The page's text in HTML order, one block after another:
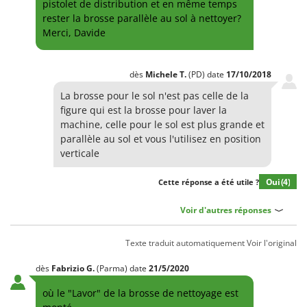
Machines pour la transformation des fruits
Machines sous vide
Motobineuses
Motofaucheuses
Motopompes pour irrigation
Moulins à céréales électriques
Moulins à farine
Nettoyeurs et Balais à vapeur
Nettoyeurs tapis, moquettes et tapisseries
Peignes vibreurs et Secoueurs à olives
Pelles rétros pour tracteur
Famur
FARMER
FBC
Ferroni
Ferrua
Fontana Forni
Forest Master
pistolet de distribution et en même temps
rester la brosse parallèle au sol à nettoyer?
Merci, Davide
dès MicheleT.(PD) date 17/10/2018
La brosse pour le sol n'est pas celle de la
figure qui est la brosse pour laver la
machine, celle pour le sol est plus grande et
parallèle au sol et vous l'utilisez en position
verticale
Cette réponse a été utile ? Oui(4)
Voir d'autres réponses
Texte traduit automatiquementVoir l'original
dès FabrizioG.(Parma) date 21/5/2020
où le "Lavor" de la brosse de nettoyage est